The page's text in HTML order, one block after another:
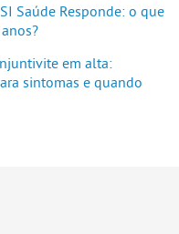
Saúde Responde: o que
em alta:
sintomas e quando